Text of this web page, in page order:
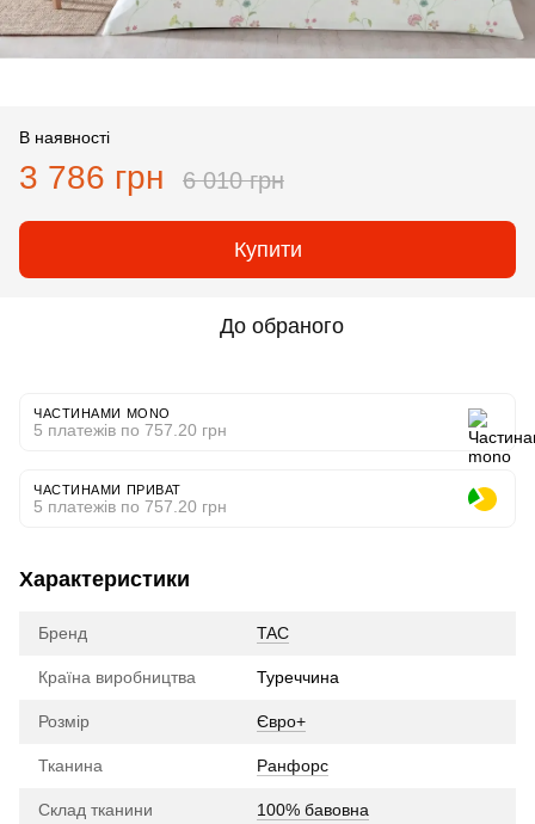
В наявності
3 786 грн 6 010 грн
Купити
До обраного
ЧАСТИНАМИ MONO
5 платежів по 757.20 грн
ЧАСТИНАМИ ПРИВАТ
5 платежів по 757.20 грн
Характеристики
Бренд TAC
Країна виробництва Туреччина
Розмір Євро+
Тканина Ранфорс
Склад тканини 100% бавовна